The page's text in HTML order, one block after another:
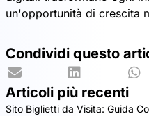
un'opportunità di crescita
Condividi questo
Articoli più recenti
Sito Biglietti da Visita: Guida